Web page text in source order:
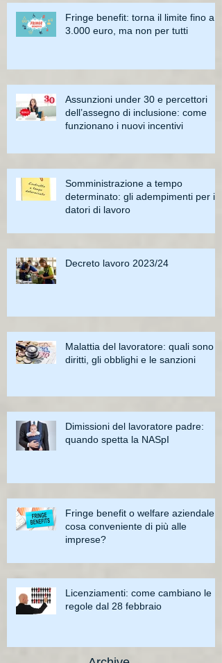
Fringe benefit: torna il limite fino a
3.000 euro, ma non per tutti
Assunzioni under 30 e percettori
dell’assegno di inclusione: come
funzionano i nuovi incentivi
Somministrazione a tempo
determinato: gli adempimenti per i
datori di lavoro
Decreto lavoro 2023/24
Malattia del lavoratore: quali sono i
diritti, gli obblighi e le sanzioni
Dimissioni del lavoratore padre:
quando spetta la NASpI
Fringe benefit o welfare aziendale:
cosa conveniente di più alle
imprese?
Licenziamenti: come cambiano le
regole dal 28 febbraio